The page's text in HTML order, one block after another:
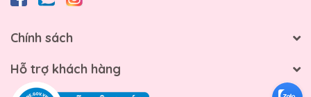
Chính sách
Hỗ trợ khách hàng